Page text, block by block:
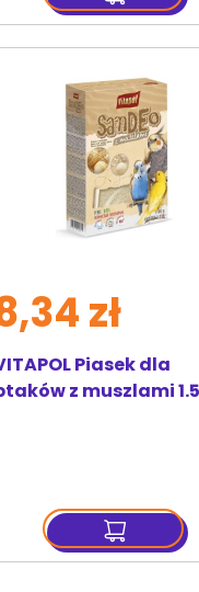
Piasek dla
z muszlami
zł